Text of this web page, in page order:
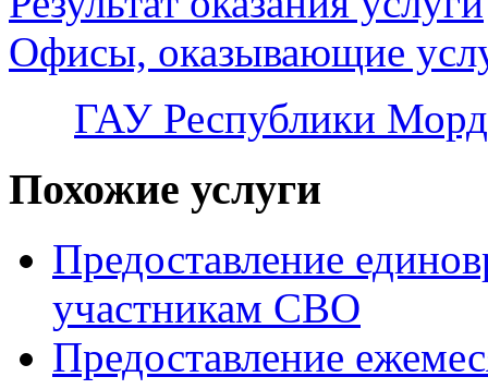
Офисы, оказывающие
ГАУ Республики
Похожие услуги
Предоставление
участникам СВО
Предоставление